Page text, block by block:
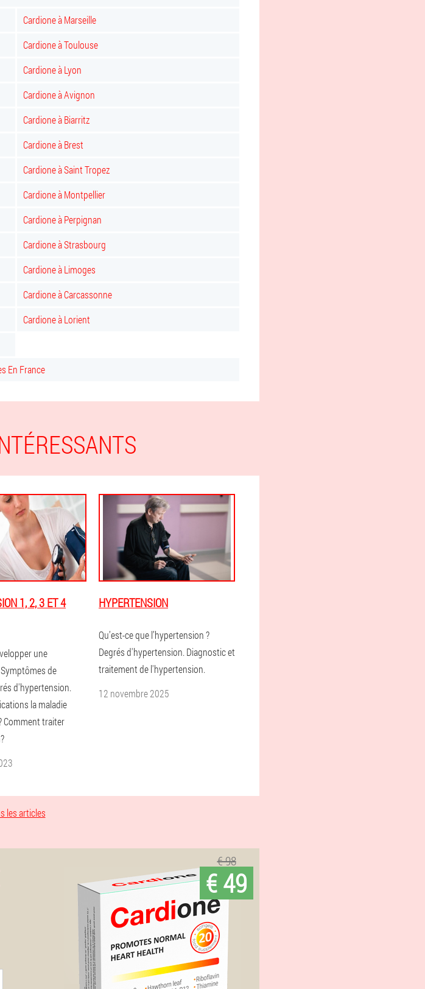
Cardione à Marseille
Cardione à Toulouse
Cardione à Lyon
Cardione à Avignon
Cardione à Biarritz
Cardione à Brest
Cardione à Saint Tropez
Cardione à Montpellier
Cardione à Perpignan
Cardione à Strasbourg
Cardione à Limoges
Cardione à Carcassonne
Cardione à Lorient
En France
1, 2, 3 ET 4
une
de
d'hypertension.
la maladie
Comment traiter
HYPERTENSION
Qu’est-ce que l’hypertension ?
Degrés d'hypertension. Diagnostic et
traitement de l'hypertension.
12 novembre 2025
les articles
€ 98
€ 49